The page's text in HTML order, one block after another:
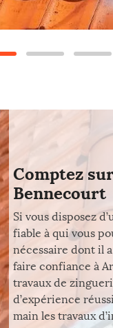
Comptez
Bennecourt
Si vous disposez
fiable à qui vous
nécessaire dont il
faire confiance à
travaux de
d’expérience
main les travaux